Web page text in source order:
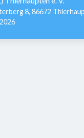
8, 86672